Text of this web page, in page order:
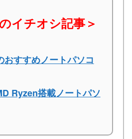
イチオシ記事＞
おすすめノートパソコ
Ryzen搭載ノートパソ